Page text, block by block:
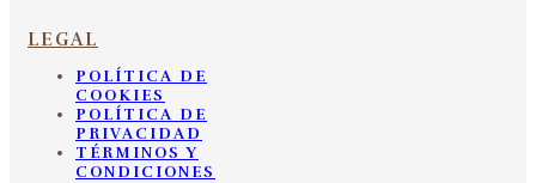
LEGAL
POLÍTICA DE
COOKIES
POLÍTICA DE
PRIVACIDAD
TÉRMINOS Y
CONDICIONES